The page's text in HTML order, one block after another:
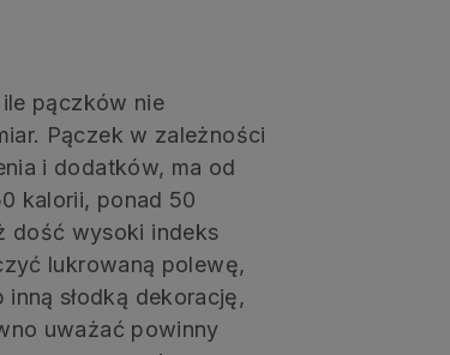
pączków nie
Pączek w zależności
i dodatków, ma od
kalorii, ponad 50
dość wysoki indeks
lukrowaną polewę,
słodką dekorację,
uważać powinny